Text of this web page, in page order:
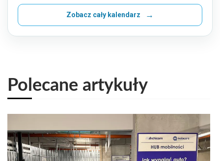
Zobacz cały kalendarz
Polecane artykuły